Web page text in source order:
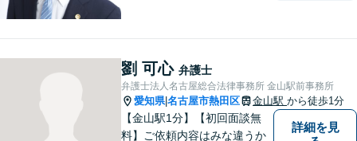
ーションを重視し、情報連携
を図りながら納得の解決へと
導いてまいります。
劉 可心 弁護士
弁護士法人名古屋総合法律事務所 金山駅前事務所
愛知県|名古屋市熱田区 金山駅 から徒歩1分
【金山駅1分】【初回面談無
料】ご依頼内容はみな違うか
詳細を見